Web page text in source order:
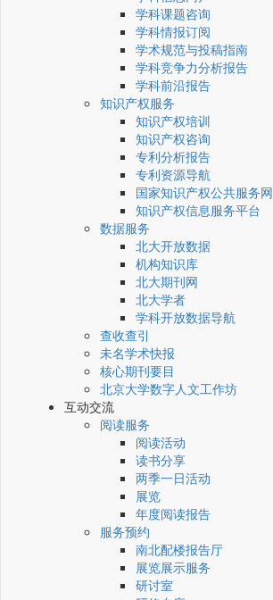
学科课题咨询
学科情报订阅
学术规范与投稿指南
学科竞争力分析报告
学科前沿报告
知识产权服务
知识产权培训
知识产权咨询
专利分析报告
专利资源导航
国家知识产权公共服务网
知识产权信息服务平台
数据服务
北大开放数据
机构知识库
北大期刊网
北大学者
学科开放数据导航
查收查引
未名学术快报
核心期刊要目
北京大学数字人文工作坊
互动交流
阅读服务
阅读活动
读书分享
两季一日活动
展览
年度阅读报告
服务预约
南北配楼报告厅
展览展示服务
研讨室